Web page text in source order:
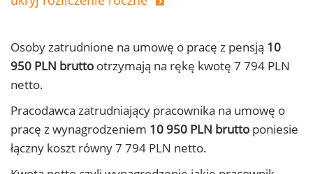
Osoby zatrudnione na umowę o pracę z pensją 10
950 PLN brutto otrzymają na rękę kwotę 7 794 PLN
netto.
Pracodawca zatrudniający pracownika na umowę o
pracę z wynagrodzeniem 10 950 PLN brutto poniesie
łączny koszt równy 7 794 PLN netto.